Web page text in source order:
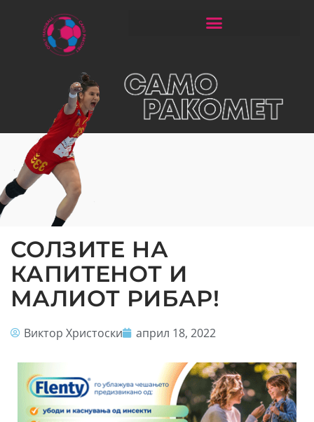
СОЛЗИТЕ НА
КАПИТЕНОТ И
МАЛИОТ РИБАР!
Виктор Христоски април 18, 2022